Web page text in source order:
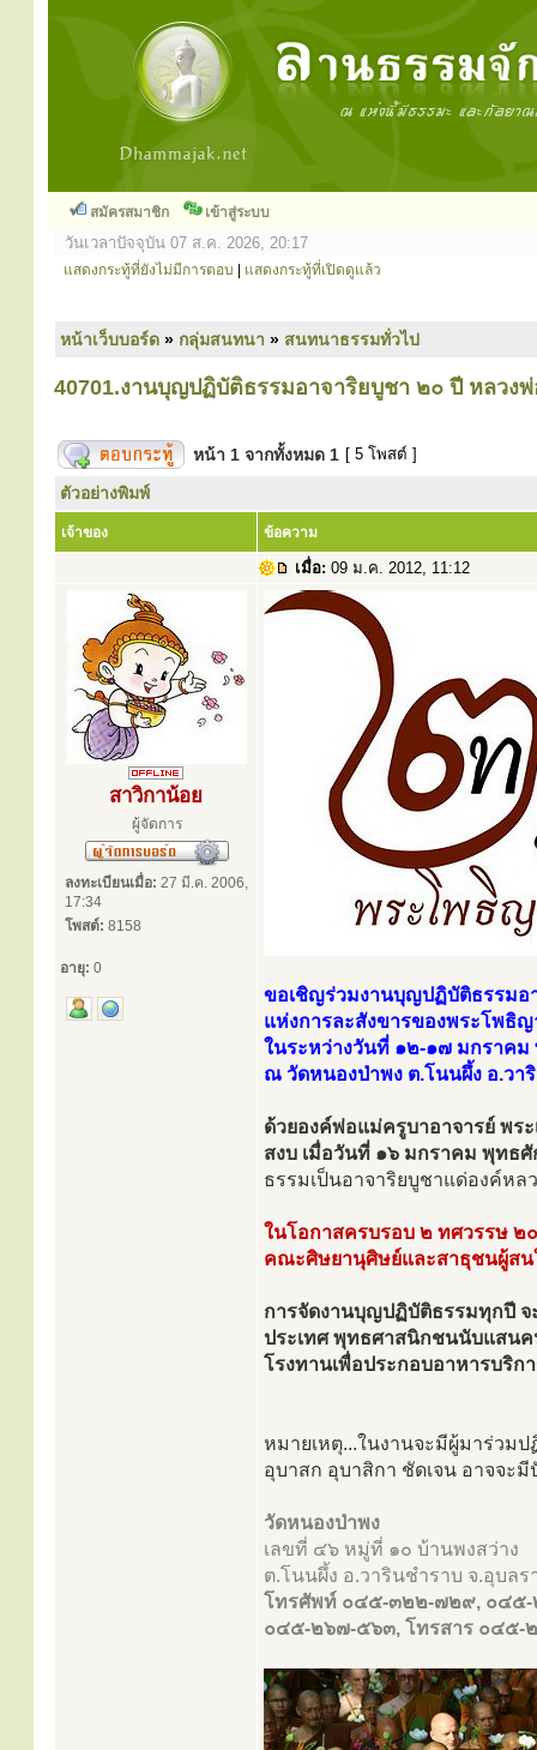
สมัครสมาชิก เข้าสู่ระบบ
วันเวลาปัจจุบัน 07 ส.ค. 2026, 20:17
แสดงกระทู้ที่ยังไม่มีการตอบ แสดงกระทู้ที่เปิดดูแล้ว
หน้าเว็บบอร์ด » กลุ่มสนทนา » สนทนาธรรมทั่วไป
40701.งานบุญปฏิบัติธรรมอาจาริยบูชา ๒๐ ปี หลวง
หน้า 1 จากทั้งหมด 1 [ 5 โพสต์ ]
ตัวอย่างพิมพ์
เจ้าของ ข้อความ
เมื่อ: 09 ม.ค. 2012, 11:12
สาวิกาน้อย
ผู้จัดการ
ลงทะเบียนเมื่อ: 27 มี.ค. 2006,
17:34
โพสต์: 8158
อายุ: 0
ขอเชิญร่วมงานบุญปฏิบัติธรรมอ
แห่งการละสังขารของพระโพธิ
ในระหว่างวันที่ ๑๒-๑๗ มกราค
ณ วัดหนองป่าพง ต.โนนผึ้ง อ.วา
ด้วยองค์พ่อแม่ครูบาอาจารย์ พร
สงบ เมื่อวันที่ ๑๖ มกราคม พุทธ
ธรรมเป็นอาจาริยบูชาแด่องค์ห
ในโอกาสครบรอบ ๒ ทศวรรษ ๒
คณะศิษยานุศิษย์และสาธุชนผู้สน
การจัดงานบุญปฏิบัติธรรมทุกปี
ประเทศ พุทธศาสนิกชนนับแสนค
โรงทานเพื่อประกอบอาหารบริก
หมายเหตุ...ในงานจะมีผู้มาร่วม
อุบาสก อุบาสิกา ชัดเจน อาจจะ
วัดหนองป่าพง
เลขที่ ๔๖ หมู่ที่ ๑๐ บ้านพงสว่าง
ต.โนนผึ้ง อ.วารินชำราบ จ.อุบล
โทรศัพท์ ๐๔๕-๓๒๒-๗๒๙, ๐๔๕
๐๔๕-๒๖๗-๕๖๓, โทรสาร ๐๔๕-